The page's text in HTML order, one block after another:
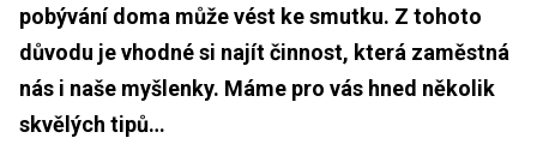
pobývání doma může vést ke smutku. Z tohoto
důvodu je vhodné si najít činnost, která zaměstná
nás i naše myšlenky. Máme pro vás hned několik
skvělých tipů…